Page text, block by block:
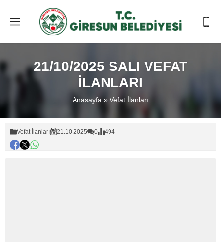
21/10/2025 SALI VEFAT
İLANLARI
Anasayfa » Vefat İlanları
Vefat İlanları 21.10.2025 0 494